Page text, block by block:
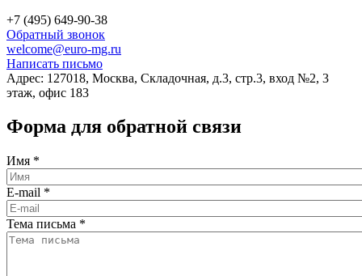
+7 (495) 649-90-38
Обратный звонок
welcome@euro-mg.ru
Написать письмо
Адрес: 127018, Москва, Складочная, д.3, стр.3, вход №2, 3
этаж, офис 183
Форма для обратной связи
Имя *
E-mail *
Тема письма *